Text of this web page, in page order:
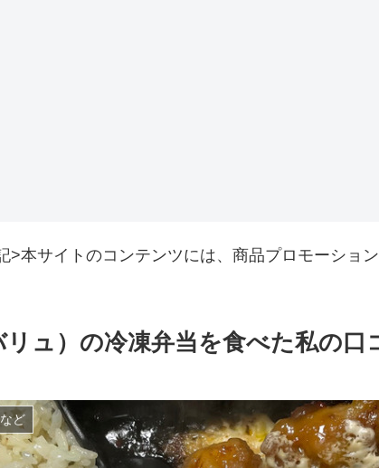
>本サイトのコンテンツには、商品プロモーショ
ュ）の冷凍弁当を食べた私の口
ど